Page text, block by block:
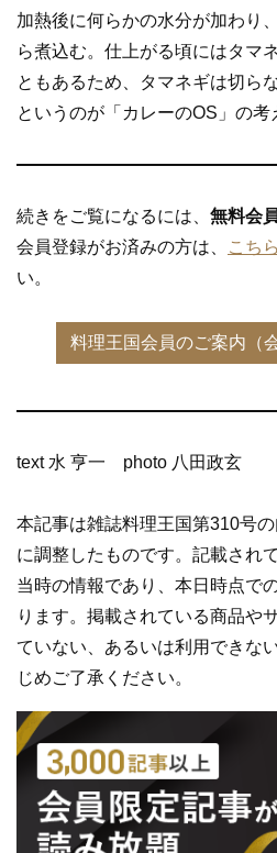
加熱後に何らかの水分が加わり
ら煮込む。仕上がる頃にはタマ
ともあるため、タマネギは切ら
というのが「カレーのOS」の考
続きをご覧になるには、 無料会
会員登録がお済みの方は、
こち
い。
text 水 亨一 photo 八田政玄
本記事は雑誌料理王国第310号
に調整したものです。記載され
当時の情報であり、本日時点で
ります。掲載されている商品や
ていない、あるいは利用できな
じめご了承ください。